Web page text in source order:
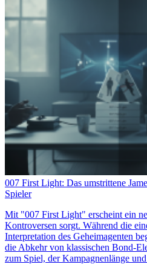
007 First Light: Das umstrittene
Spieler
Mit "007 First Light" erscheint ein
Kontroversen sorgt. Während die
Interpretation des Geheimagenten
die Abkehr von klassischen Bond-
zum Spiel, der Kampagnenlänge